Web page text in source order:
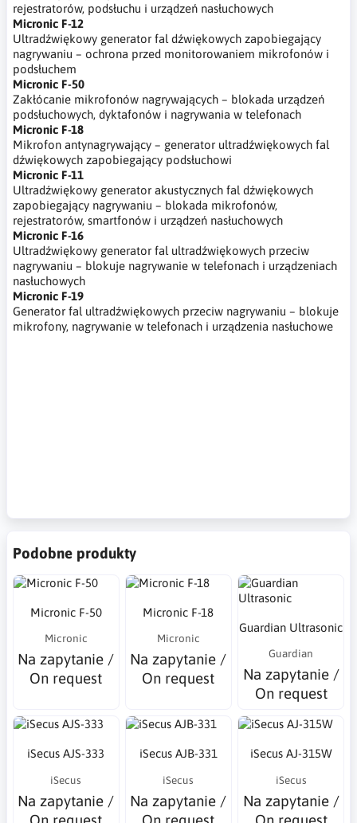
rejestratorów, podsłuchu i urządzeń nasłuchowych
Micronic F-12
Ultradźwiękowy generator fal dźwiękowych zapobiegający
nagrywaniu – ochrona przed monitorowaniem mikrofonów i
podsłuchem
Micronic F-50
Zakłócanie mikrofonów nagrywających – blokada urządzeń
podsłuchowych, dyktafonów i nagrywania w telefonach
Micronic F-18
Mikrofon antynagrywający – generator ultradźwiękowych fal
dźwiękowych zapobiegający podsłuchowi
Micronic F-11
Ultradźwiękowy generator akustycznych fal dźwiękowych
zapobiegający nagrywaniu – blokada mikrofonów,
rejestratorów, smartfonów i urządzeń nasłuchowych
Micronic F-16
Ultradźwiękowy generator fal ultradźwiękowych przeciw
nagrywaniu – blokuje nagrywanie w telefonach i urządzeniach
nasłuchowych
Micronic F-19
Generator fal ultradźwiękowych przeciw nagrywaniu – blokuje
mikrofony, nagrywanie w telefonach i urządzenia nasłuchowe
Podobne produkty
Micronic F-50
Micronic
Na zapytanie /
On request
Micronic F-18
Micronic
Na zapytanie /
On request
Guardian Ultrasonic
Guardian
Na zapytanie /
On request
iSecus AJS-333
iSecus
Na zapytanie /
iSecus AJB-331
iSecus
Na zapytanie /
iSecus AJ-315W
iSecus
Na zapytanie /